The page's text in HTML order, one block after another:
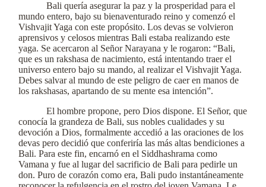
Bali quería asegurar la paz y la prosperidad para el
mundo entero, bajo su bienaventurado reino y comenzó el
Vishvajit Yaga con este propósito. Los devas se volvieron
aprensivos y celosos mientras Bali estaba realizando este
yaga. Se acercaron al Señor Narayana y le rogaron: “Bali,
que es un rakshasa de nacimiento, está intentando traer el
universo entero bajo su mando, al realizar el Vishvajit Yaga.
Debes salvar al mundo de este peligro de caer en manos de
los rakshasas, apartando de su mente esa intención”.
El hombre propone, pero Dios dispone. El Señor, que
conocía la grandeza de Bali, sus nobles cualidades y su
devoción a Dios, formalmente accedió a las oraciones de los
devas pero decidió que conferiría las más altas bendiciones a
Bali. Para este fin, encarnó en el Siddhashrama como
Vamana y fue al lugar del sacrificio de Bali para pedirle un
don. Puro de corazón como era, Bali pudo instantáneamente